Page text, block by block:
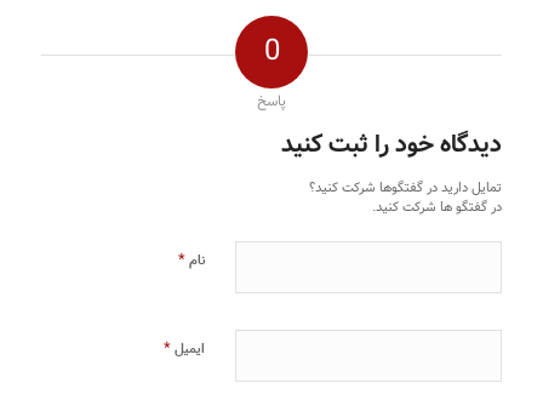
0
پاسخ
دیدگاه خود را ثبت کنید
تمایل دارید در گفتگوها شرکت کنید؟
در گفتگو ها شرکت کنید.
نام*
ایمیل*